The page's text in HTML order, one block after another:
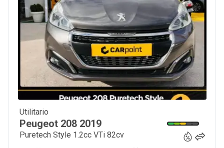
Utilitario
Peugeot 208 2019
Puretech Style 1.2cc VTi 82cv